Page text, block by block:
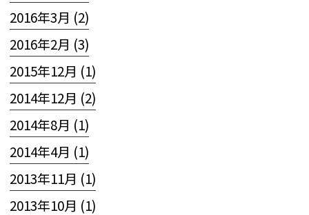
2016年3月 (2)
2016年2月 (3)
2015年12月 (1)
2014年12月 (2)
2014年8月 (1)
2014年4月 (1)
2013年11月 (1)
2013年10月 (1)